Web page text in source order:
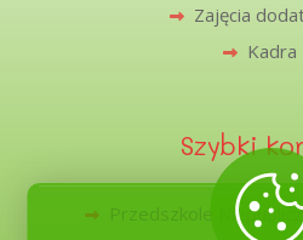
Zajęcia
Kadra
Szybki
Przedszkole